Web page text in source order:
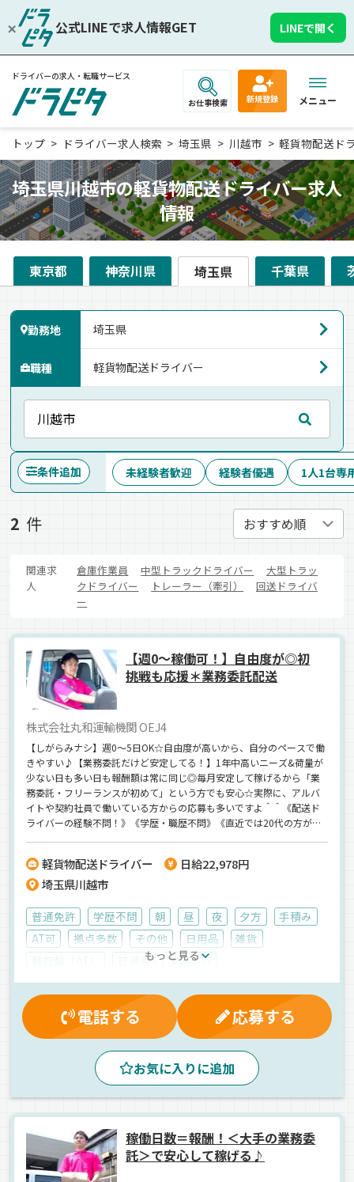
公式LINEで求人情報GET LINEで開く
ドライバーの求人・転職サービス
お仕事検索 新規登録 メニュー
トップ ドライバー求人検索 埼玉県 川越市 軽貨物配送ド
埼玉県川越市の軽貨物配送ドライバー求人
情報
東京都 神奈川県 埼玉県 千葉県
勤務地
職種
条件追加 未経験者歓迎 経験者優遇 1人1台専
2 件
関連求
人
倉庫作業員 中型トラックドライバー
大型トラッ
クドライバー
トレーラー（牽引）
回送ドライバ
ー
【週0～稼働可！】自由度が◎初
挑戦も応援＊業務委託配送
株式会社丸和運輸機関 OEJ4
【しがらみナシ】週0～5日OK☆自由度が高いから、自分のペースで働
きやすい♪【業務委託だけど安定してる！】1年中高いニーズ&荷量が
少ない日も多い日も報酬額は常に同じ◎毎月安定して稼げるから「業
務委託・フリーランスが初めて」という方でも安心☆実際に、アルバ
イトや契約社員で働いている方からの応募も多いですよ＾＾《配送ド
ライバーの経験不問！》《学歴・職歴不問》《直近では20代の方がス
軽貨物配送ドライバー
日給22,978円
埼玉県川越市
普通免許 学歴不問 朝 昼 夜 夕方
手積み
AT可
拠点多数 その他 日用品
雑貨
普通車 業務委託
もっと見る
電話する 応募する
お気に入りに追加
稼働日数＝報酬！＜大手の業務委
託＞で安心して稼げる♪